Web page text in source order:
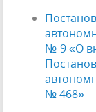
№ 9 «О
№ 468»